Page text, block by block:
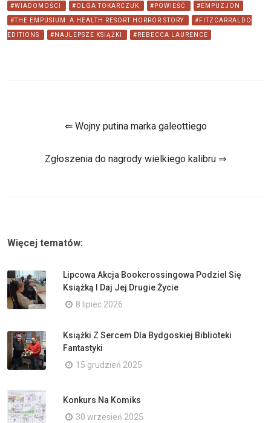
#WIADOMOŚCI #OLGA TOKARCZUK #POWIEŚĆ #EMPUZJON
#THE EMPUSIUM: A HEALTH RESORT HORROR STORY #FITZCARRALDO
EDITIONS #NAJLEPSZE KSIĄŻKI #REBECCA LAURENCE
⇐ Wojny putina marka galeottiego
Zgłoszenia do nagrody wielkiego kalibru ⇒
Więcej tematów:
Lipcowa Akcja Bookcrossingowa Podziel Się
Książką I Daj Jej Drugie Życie
8 lipiec 2026
Książki Z Sercem Dla Bydgoskiej Biblioteki
Fantastyki
15 grudzień 2025
Konkurs Na Komiks
30 wrzesień 2025